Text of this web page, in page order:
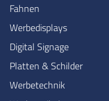
Fahnen
Werbedisplays
Digital Signage
Platten & Schilder
Werbetechnik